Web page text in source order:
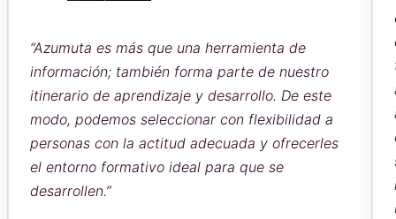
“Azumuta es más que una herramienta de
información; también forma parte de nuestro
itinerario de aprendizaje y desarrollo. De este
modo, podemos seleccionar con flexibilidad a
personas con la actitud adecuada y ofrecerles
el entorno formativo ideal para que se
desarrollen.”